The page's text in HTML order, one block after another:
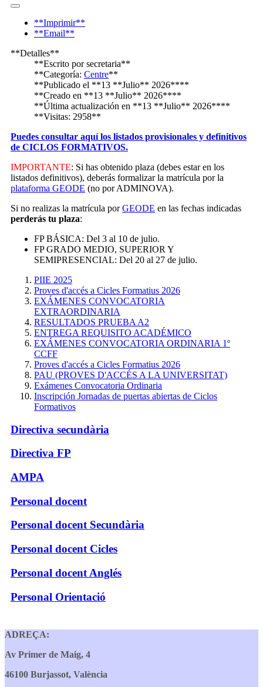
**Imprimir**
**Email**
**Detalles**
**Escrito porsecretaria**
**Categoría: Centre**
**Publicado el **13 **Julio** 2026****
**Creado en **13 **Julio** 2026****
**Última actualización en **13 **Julio** 2026****
**Visitas: 2958**
Puedes consultar aquí los listados provisionales y definitivos
de CICLOS FORMATIVOS.
IMPORTANTE: Si has obtenido plaza (debes estar en los
listados definitivos), deberás formalizar la matrícula por la
plataforma GEODE (no por ADMINOVA).
Si no realizas la matrícula porGEODE en las fechas indicadas
perderás tu plaza:
FP BÁSICA: Del 3 al 10 de julio.
FP GRADO MEDIO, SUPERIOR Y
SEMIPRESENCIAL: Del 20 al 27 de julio.
PIIE 2025
Proves d'accés a Cicles Formatius 2026
EXÁMENES CONVOCATORIA
EXTRAORDINARIA
RESULTADOS PRUEBA A2
ENTREGA REQUISITO ACADÉMICO
EXÁMENES CONVOCATORIA ORDINARIA 1º
CCFF
Proves d'accés a Cicles Formatius 2026
PAU (PROVES D'ACCÉS A LA UNIVERSITAT)
Exámenes Convocatoria Ordinaria
Inscripción Jornadas de puertas abiertas de Ciclos
Formativos
Directiva secundària
Directiva FP
AMPA
Personal docent
Personal docent Secundària
Personal docent Cicles
Personal docent Anglés
Personal Orientació
ADREÇA:
Av Primer de Maig, 4
46100 Burjassot, València